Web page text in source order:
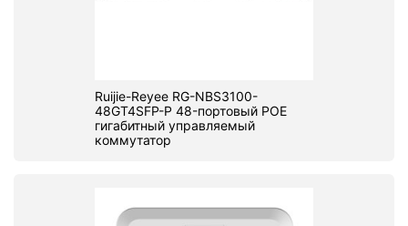
Ruijie-Reyee RG-NBS3100-
48GT4SFP-P 48-портовый POE
гигабитный управляемый
коммутатор